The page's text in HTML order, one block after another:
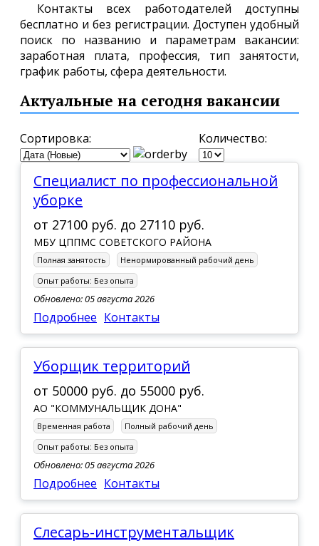
Контакты всех работодателей доступны
бесплатно и без регистрации. Доступен удобный
поиск по названию и параметрам вакансии:
заработная плата, профессия, тип занятости,
график работы, сфера деятельности.
Актуальные на сегодня вакансии
Сортировка: Количество:
Специалист по профессиональной
уборке
от 27100 руб. до 27110 руб.
МБУ ЦППМС СОВЕТСКОГО РАЙОНА
Полная занятость
Ненормированный рабочий день
Опыт работы: Без опыта
Обновлено: 05 августа 2026
Подробнее Контакты
Уборщик территорий
от 50000 руб. до 55000 руб.
АО "КОММУНАЛЬЩИК ДОНА"
Временная работа
Полный рабочий день
Опыт работы: Без опыта
Обновлено: 05 августа 2026
Подробнее Контакты
Слесарь-инструментальщик